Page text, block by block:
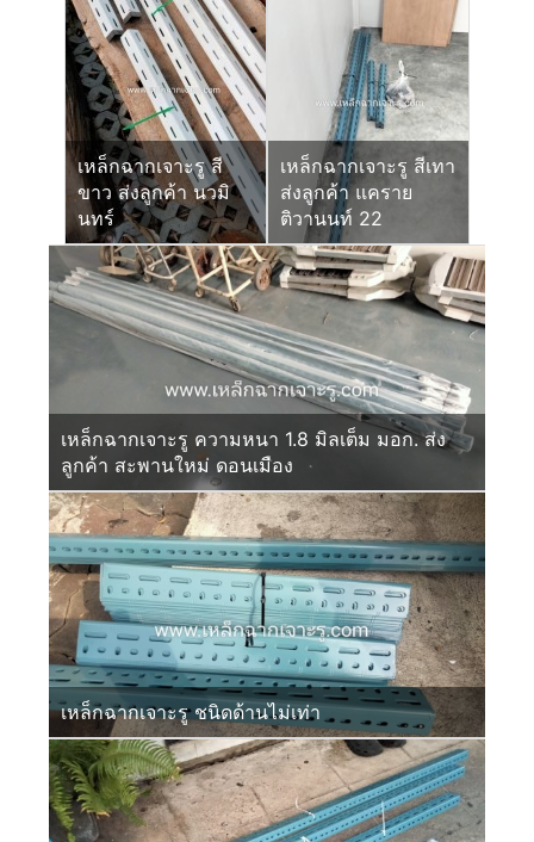
เหล็กฉากเจาะรู สี
ขาว ส่งลูกค้า นวมิ
นทร์
เหล็กฉากเจาะรู สีเทา
ส่งลูกค้า แคราย
ติวานนท์ 22
เหล็กฉากเจาะรู ความหนา 1.8 มิลเต็ม มอก. ส่ง
ลูกค้า สะพานใหม่ ดอนเมือง
เหล็กฉากเจาะรู ชนิดด้านไม่เท่า